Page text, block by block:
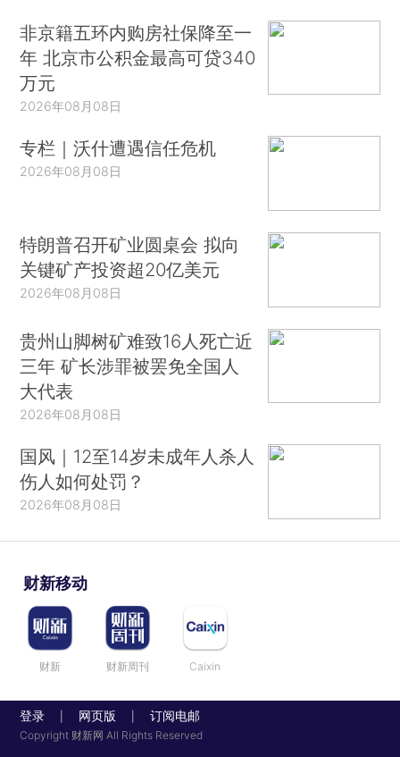
非京籍五环内购房社保降至一
年 北京市公积金最高可贷340
万元
2026年08月08日
专栏｜沃什遭遇信任危机
2026年08月08日
特朗普召开矿业圆桌会 拟向
关键矿产投资超20亿美元
2026年08月08日
贵州山脚树矿难致16人死亡近
三年 矿长涉罪被罢免全国人
大代表
2026年08月08日
国风｜12至14岁未成年人杀人
伤人如何处罚？
2026年08月08日
财新移动
财新 财新周刊 Caixin
登录 网页版 订阅电邮
Copyright 财新网 All Rights Reserved